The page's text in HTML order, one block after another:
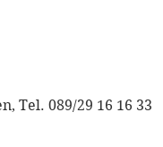
Tel. 089/29 16 16 33